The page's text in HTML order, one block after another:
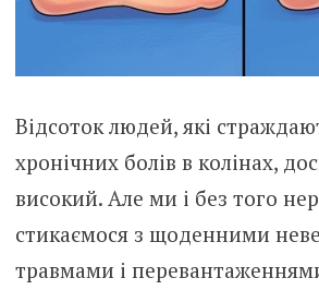
Відсоток людей, які
хронічних болів в колінах,
високий. Але ми і без того
стикаємося з щоденними
травмами і